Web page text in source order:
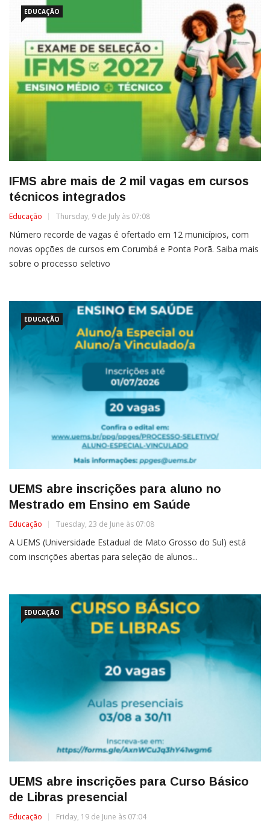
EDUCAÇÃO
IFMS abre mais de 2 mil vagas em cursos
técnicos integrados
Educação Thursday, 9 de July às 07:08
Número recorde de vagas é ofertado em 12 municípios, com
novas opções de cursos em Corumbá e Ponta Porã. Saiba mais
sobre o processo seletivo
EDUCAÇÃO
UEMS abre inscrições para aluno no
Mestrado em Ensino em Saúde
Educação Tuesday, 23 de June às 07:08
A UEMS (Universidade Estadual de Mato Grosso do Sul) está
com inscrições abertas para seleção de alunos...
EDUCAÇÃO
UEMS abre inscrições para Curso Básico
de Libras presencial
Educação Friday, 19 de June às 07:04